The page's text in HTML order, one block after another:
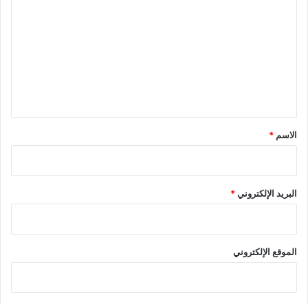
*
الاسم *
البريد الإلكتروني*
الموقع الإلكتروني